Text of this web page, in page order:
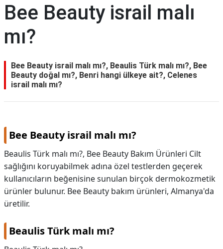
YERLER
BAKIMI
KAMP
ALANLARI
HAMİLELİK
Bee Beauty israil malı
mı?
Bee Beauty israil malı mı?, Beaulis Türk malı mı?, Bee
Beauty doğal mı?, Benri hangi ülkeye ait?, Celenes
israil malı mı?
Bee Beauty israil malı mı?
Beaulis Türk malı mı?, Bee Beauty Bakım Ürünleri Cilt
sağlığını koruyabilmek adına özel testlerden geçerek
kullanıcıların beğenisine sunulan birçok dermokozmetik
ürünler bulunur. Bee Beauty bakım ürünleri, Almanya'da
üretilir.
Beaulis Türk malı mı?